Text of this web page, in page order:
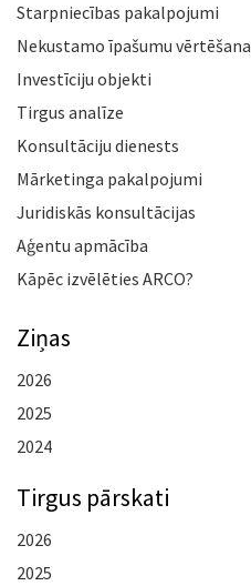
Starpniecības pakalpojumi
Nekustamo īpašumu vērtēšana
Investīciju objekti
Tirgus analīze
Konsultāciju dienests
Mārketinga pakalpojumi
Juridiskās konsultācijas
Aģentu apmācība
Kāpēc izvēlēties ARCO?
Ziņas
2026
2025
2024
Tirgus pārskati
2026
2025